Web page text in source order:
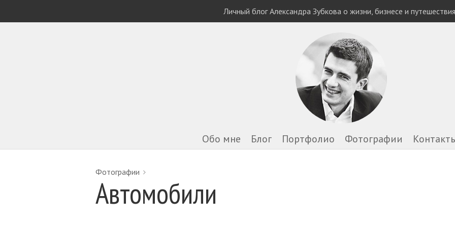
Личный блог Александра Зубкова о жизни, бизнесе и
Обо мне Блог Портфолио Фотографии
You are here:
Фотографии
Автомобили